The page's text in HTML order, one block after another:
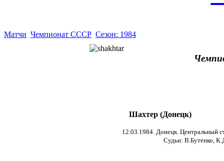
Матчи Чемпионат СССР Сезон: 1984
Шахтер (Донецк)
12.03.1984. Донецк. Центральный
Судьи: В.Бутенко,